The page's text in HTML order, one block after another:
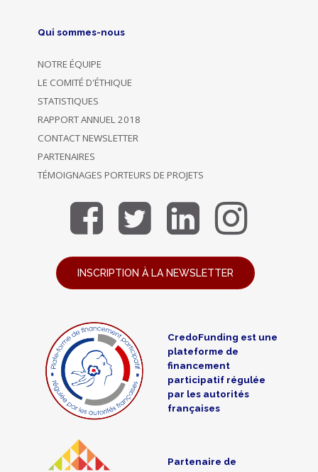
Qui sommes-nous
NOTRE ÉQUIPE
LE COMITÉ D'ÉTHIQUE
STATISTIQUES
RAPPORT ANNUEL 2018
CONTACT NEWSLETTER
PARTENAIRES
TÉMOIGNAGES PORTEURS DE PROJETS
INSCRIPTION À LA NEWSLETTER
CredoFunding est une
plateforme de
financement
participatif régulée
par les autorités
françaises
Partenaire de